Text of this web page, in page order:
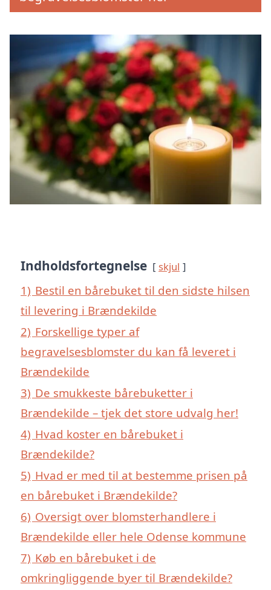
Indholdsfortegnelse skjul
1) Bestil en bårebuket til den sidste hilsen
til levering i Brændekilde
2) Forskellige typer af
begravelsesblomster du kan få leveret i
Brændekilde
3) De smukkeste bårebuketter i
Brændekilde – tjek det store udvalg her!
4) Hvad koster en bårebuket i
Brændekilde?
5) Hvad er med til at bestemme prisen på
en bårebuket i Brændekilde?
6) Oversigt over blomsterhandlere i
Brændekilde eller hele Odense kommune
7) Køb en bårebuket i de
omkringliggende byer til Brændekilde?